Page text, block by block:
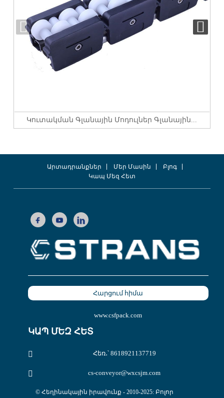
Կուտակման Գլանային Մոդուլներ Գլանային...
Արտադրանքներ Մեր Մասին
Բլոգ
Կապ Մեզ Հետ
Հարցում հիմա
www.csfpack.com
ԿԱՊ ՄԵԶ ՀԵՏ
Հեռ․՝ 8618921137719
cs-conveyor@wxcsjm.com
© Հեղինակային իրավունք - 2010-2025: Բոլոր